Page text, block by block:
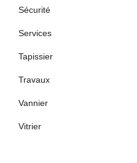
Sécurité
Services
Tapissier
Travaux
Vannier
Vitrier